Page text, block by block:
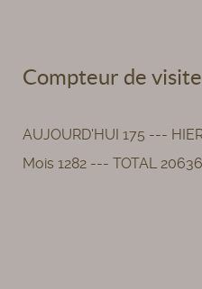
Compteur de
AUJOURD'HUI 175 ---
Mois 1282 --- TOTAL